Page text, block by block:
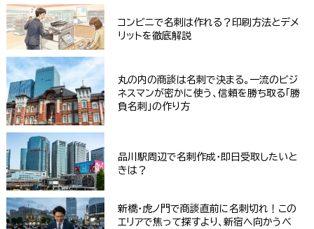
コンビニで名刺は作れる？印刷方法とデメ
リットを徹底解説
丸の内の商談は名刺で決まる。一流のビジ
ネスマンが密かに使う、信頼を勝ち取る「勝
負名刺」の作り方
品川駅周辺で名刺作成・即日受取したいと
きは？
新橋・虎ノ門で商談直前に名刺切れ！この
エリアで焦って探すより、新宿へ向かうべ